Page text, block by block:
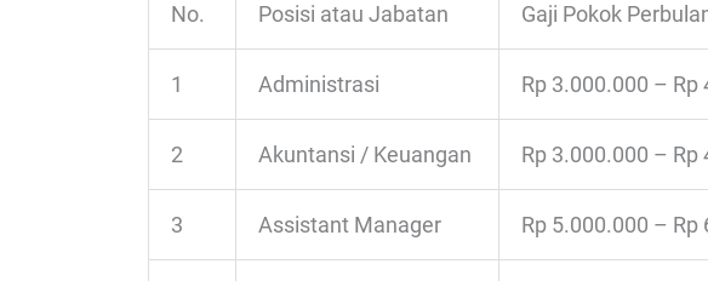
No. Posisi atau Jabatan Gaji Pokok
1 Administrasi Rp 3.000.000 – Rp
2 Akuntansi / Keuangan Rp 3.000.000 – Rp
3 Assistant Manager Rp 5.000.000 – Rp